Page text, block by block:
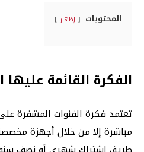
المحتويات إظهار
الفكرة القائمة
تعتمد فكرة القنوات المشفرة
مباشرة إلا من خلال أجهزة